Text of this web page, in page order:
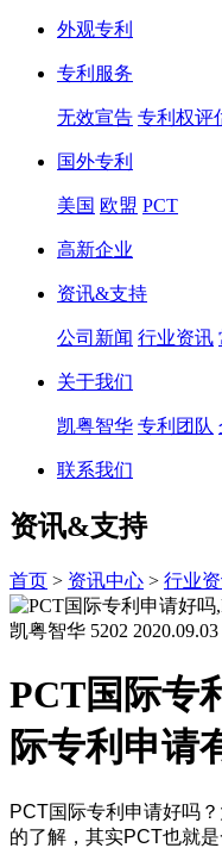
外观专利
专利服务
无效宣告 专利权评
国外专利
美国 欧盟 PCT
高新企业
资讯&支持
公司新闻 行业资讯
关于我们
凯粤智华 专利团队
联系我们
资讯&支持
首页 > 资讯中心 > 行业
凯粤智华 5202 2020.09.03
PCT国际专
际专利申请
PCT国际专利申请好吗
的了解，其实PCT也就